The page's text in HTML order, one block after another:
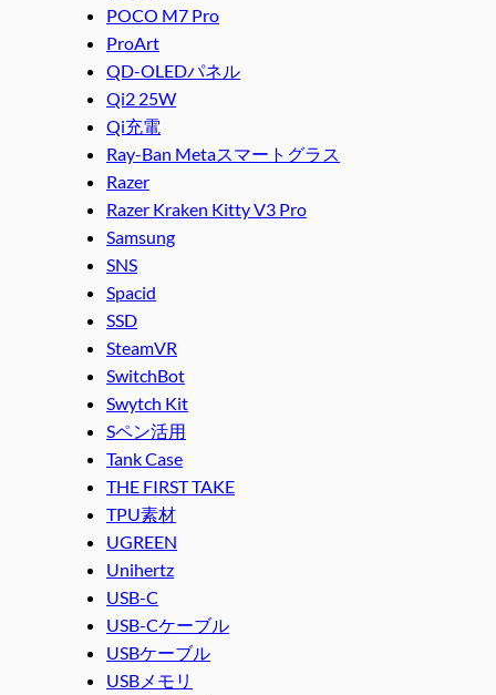
POCO M7 Pro
ProArt
QD-OLEDパネル
Qi2 25W
Qi充電
Ray-Ban Metaスマートグラス
Razer
Razer Kraken Kitty V3 Pro
Samsung
SNS
Spacid
SSD
SteamVR
SwitchBot
Swytch Kit
Sペン活用
Tank Case
THE FIRST TAKE
TPU素材
UGREEN
Unihertz
USB-C
USB-Cケーブル
USBケーブル
USBメモリ